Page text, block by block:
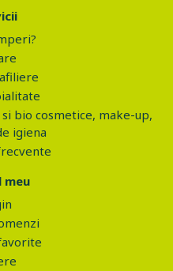
bio cosmetice, make-up,
igiena
meu